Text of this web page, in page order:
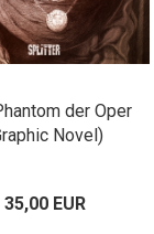
der Oper
Novel)
35,00 EUR